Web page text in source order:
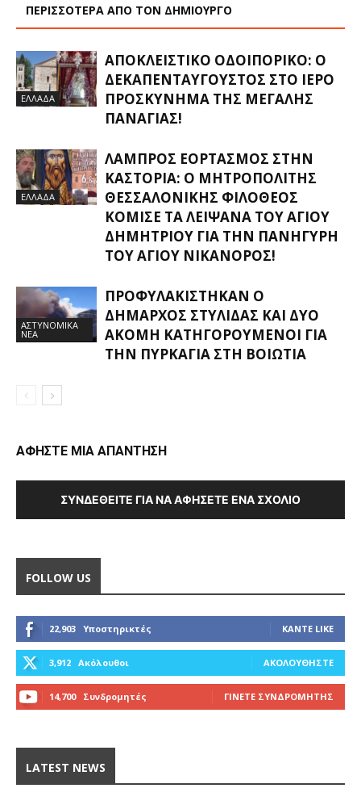
ΠΕΡΙΣΣΟΤΕΡΑ ΑΠΟ ΤΟΝ ΔΗΜΙΟΥΡΓΟ
ΕΛΛΑΔΑ
ΑΠΟΚΛΕΙΣΤΙΚΟ ΟΔΟΙΠΟΡΙΚΟ: Ο
ΔΕΚΑΠΕΝΤΑΎΓΟΥΣΤΟΣ ΣΤΟ ΙΕΡΌ
ΠΡΟΣΚΎΝΗΜΑ ΤΗΣ ΜΕΓΆΛΗΣ
ΠΑΝΑΓΊΑΣ!
ΕΛΛΑΔΑ
ΛΑΜΠΡΌΣ ΕΟΡΤΑΣΜΌΣ ΣΤΗΝ
ΚΑΣΤΟΡΙΆ: Ο ΜΗΤΡΟΠΟΛΊΤΗΣ
ΘΕΣΣΑΛΟΝΊΚΗΣ ΦΙΛΌΘΕΟΣ
ΚΌΜΙΣΕ ΤΑ ΛΕΊΨΑΝΑ ΤΟΥ ΑΓΊΟΥ
ΔΗΜΗΤΡΊΟΥ ΓΙΑ ΤΗΝ ΠΑΝΉΓΥΡΗ
ΤΟΥ ΑΓΊΟΥ ΝΙΚΆΝΟΡΟΣ!
ΑΣΤΥΝΟΜΙΚΑ
ΝΕΑ
ΠΡΟΦΥΛΑΚΊΣΤΗΚΑΝ Ο
ΔΉΜΑΡΧΟΣ ΣΤΥΛΊΔΑΣ ΚΑΙ ΔΎΟ
ΑΚΌΜΗ ΚΑΤΗΓΟΡΟΎΜΕΝΟΙ ΓΙΑ
ΤΗΝ ΠΥΡΚΑΓΙΆ ΣΤΗ ΒΟΙΩΤΊΑ
ΑΦΗΣΤΕ ΜΙΑ ΑΠΑΝΤΗΣΗ
ΣΥΝΔΕΘΕΊΤΕ ΓΙΑ ΝΑ ΑΦΉΣΕΤΕ ΈΝΑ ΣΧΌΛΙΟ
FOLLOW US
22,903 Υποστηρικτές ΚΆΝΤΕ LIKE
3,912 Ακόλουθοι ΑΚΟΛΟΥΘΉΣΤΕ
14,700 Συνδρομητές ΓΊΝΕΤΕ ΣΥΝΔΡΟΜΗΤΉΣ
LATEST NEWS